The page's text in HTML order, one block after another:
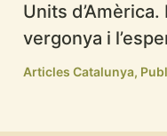
Units d’Amèrica.
vergonya i
Articles Catalunya,